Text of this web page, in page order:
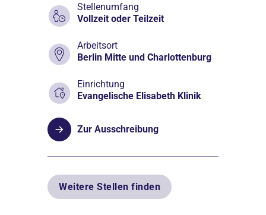
Stellenumfang
Vollzeit oder Teilzeit
Arbeitsort
Berlin Mitte und Charlottenburg
Einrichtung
Evangelische Elisabeth Klinik
Zur Ausschreibung
Weitere Stellen finden